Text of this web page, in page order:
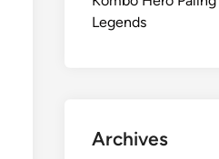
Legends
Archives